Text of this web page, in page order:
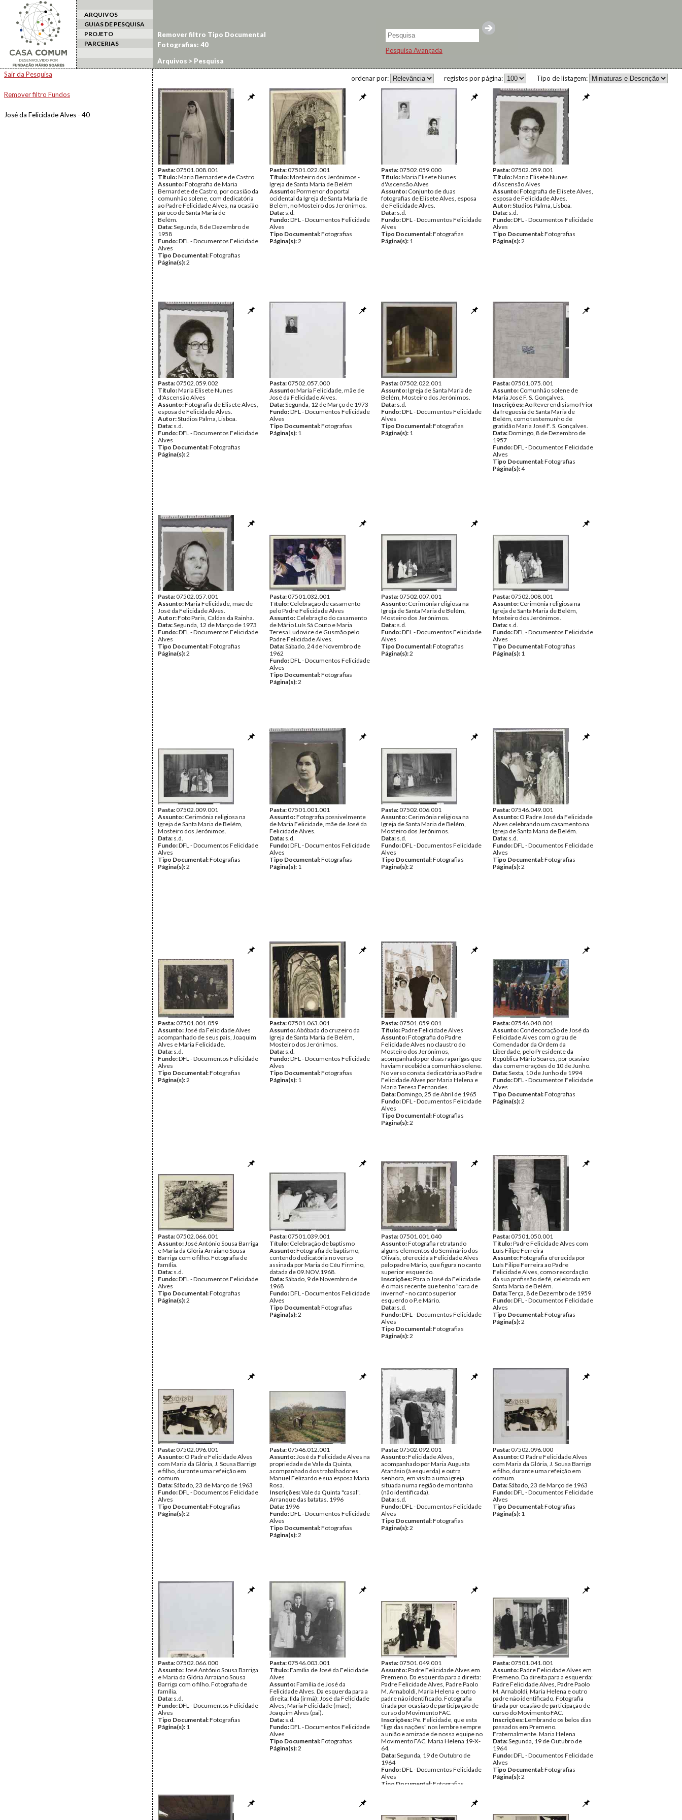
ARQUIVOS
GUIAS DE PESQUISA
PROJETO
PARCERIAS
Pesquisa Avançada
Arquivos > Pesquisa
Sair da Pesquisa
Remover filtro Fundos
José da Felicidade Alves - 40
Remover filtro Tipo Documental
Fotografias: 40
Tipo de listagem:
registos por página:
ordenar por:
Pasta:07501.008.001
Título:Maria Bernardete de Castro
Assunto:Fotografia de Maria
Bernardete de Castro, por ocasião da
comunhão solene, com dedicatória
ao Padre Felicidade Alves, na ocasião
pároco de Santa Maria de
Belém.
Data:Segunda, 8 de Dezembro de
1958
Fundo:DFL - Documentos Felicidade
Alves
Tipo Documental:Fotografias
Página(s):2
Pasta:07501.022.001
Título:Mosteiro dos Jerónimos -
Igreja de Santa Maria de Belém
Assunto:Pormenor do portal
ocidental da Igreja de Santa Maria de
Belém, no Mosteiro dos Jerónimos.
Data: s.d.
Fundo:DFL - Documentos Felicidade
Alves
Tipo Documental:Fotografias
Página(s):2
Pasta:07502.059.000
Título:Maria Elisete Nunes
d'Ascensão Alves
Assunto: Conjunto de duas
fotografias de Elisete Alves, esposa
de Felicidade Alves.
Data: s.d.
Fundo:DFL - Documentos Felicidade
Alves
Tipo Documental:Fotografias
Página(s): 1
Pasta:07502.059.001
Título:Maria Elisete Nunes
d'Ascensão Alves
Assunto:Fotografia de Elisete Alves,
esposa de Felicidade Alves.
Autor:Studios Palma, Lisboa.
Data: s.d.
Fundo:DFL - Documentos Felicidade
Alves
Tipo Documental:Fotografias
Página(s):2
Pasta:07502.059.002
Título:Maria Elisete Nunes
d'Ascensão Alves
Assunto:Fotografia de Elisete Alves,
esposa de Felicidade Alves.
Autor:Studios Palma, Lisboa.
Data: s.d.
Fundo:DFL - Documentos Felicidade
Alves
Tipo Documental:Fotografias
Página(s):2
Pasta:07502.057.000
Assunto:Maria Felicidade, mãe de
José da Felicidade Alves.
Data:Segunda, 12 de Março de 1973
Fundo:DFL - Documentos Felicidade
Alves
Tipo Documental:Fotografias
Página(s): 1
Pasta:07502.022.001
Assunto:Igreja de Santa Maria de
Belém, Mosteiro dos Jerónimos.
Data: s.d.
Fundo:DFL - Documentos Felicidade
Alves
Tipo Documental:Fotografias
Página(s): 1
Pasta:07501.075.001
Assunto: Comunhão solene de
Maria José F. S. Gonçalves.
Inscrições:Ao Reverendísismo Prior
da freguesia de Santa Maria de
Belém, como testemunho de
gratidão Maria José F. S. Gonçalves.
Data:Domingo, 8 de Dezembro de
1957
Fundo:DFL - Documentos Felicidade
Alves
Tipo Documental:Fotografias
Página(s):4
Pasta:07502.057.001
Assunto:Maria Felicidade, mãe de
José da Felicidade Alves.
Autor:Foto Paris, Caldas da Rainha.
Data:Segunda, 12 de Março de 1973
Fundo:DFL - Documentos Felicidade
Alves
Tipo Documental:Fotografias
Página(s):2
Pasta:07501.032.001
Título: Celebração de casamento
pelo Padre Felicidade Alves
Assunto: Celebração do casamento
de Mário Luís Sá Couto e Maria
Teresa Ludovice de Gusmão pelo
Padre Felicidade Alves.
Data:Sábado, 24 de Novembro de
1962
Fundo:DFL - Documentos Felicidade
Alves
Tipo Documental:Fotografias
Página(s):2
Pasta:07502.007.001
Assunto: Cerimónia religiosa na
Igreja de Santa Maria de Belém,
Mosteiro dos Jerónimos.
Data: s.d.
Fundo:DFL - Documentos Felicidade
Alves
Tipo Documental:Fotografias
Página(s):2
Pasta:07502.008.001
Assunto: Cerimónia religiosa na
Igreja de Santa Maria de Belém,
Mosteiro dos Jerónimos.
Data: s.d.
Fundo:DFL - Documentos Felicidade
Alves
Tipo Documental:Fotografias
Página(s): 1
Pasta:07502.009.001
Assunto: Cerimónia religiosa na
Igreja de Santa Maria de Belém,
Mosteiro dos Jerónimos.
Data: s.d.
Fundo:DFL - Documentos Felicidade
Alves
Tipo Documental:Fotografias
Página(s):2
Pasta:07501.001.001
Assunto:Fotografia possivelmente
de Maria Felicidade, mãe de José da
Felicidade Alves.
Data: s.d.
Fundo:DFL - Documentos Felicidade
Alves
Tipo Documental:Fotografias
Página(s): 1
Pasta:07502.006.001
Assunto: Cerimónia religiosa na
Igreja de Santa Maria de Belém,
Mosteiro dos Jerónimos.
Data: s.d.
Fundo:DFL - Documentos Felicidade
Alves
Tipo Documental:Fotografias
Página(s):2
Pasta:07546.049.001
Assunto: O Padre José da Felicidade
Alves celebrando um casamento na
Igreja de Santa Maria de Belém.
Data: s.d.
Fundo:DFL - Documentos Felicidade
Alves
Tipo Documental:Fotografias
Página(s):2
Pasta:07501.001.059
Assunto:José da Felicidade Alves
acompanhado de seus pais, Joaquim
Alves e Maria Felicidade.
Data: s.d.
Fundo:DFL - Documentos Felicidade
Alves
Tipo Documental:Fotografias
Página(s):2
Pasta:07501.063.001
Assunto:Abóbada do cruzeiro da
Igreja de Santa Maria de Belém,
Mosteiro dos Jerónimos.
Data: s.d.
Fundo:DFL - Documentos Felicidade
Alves
Tipo Documental:Fotografias
Página(s): 1
Pasta:07501.059.001
Título:Padre Felicidade Alves
Assunto:Fotografia do Padre
Felicidade Alves no claustro do
Mosteiro dos Jerónimos,
acompanhado por duas raparigas que
haviam recebido a comunhão solene.
No verso consta dedicatória ao Padre
Felicidade Alves por Maria Helena e
Maria Teresa Fernandes.
Data:Domingo, 25 de Abril de 1965
Fundo:DFL - Documentos Felicidade
Alves
Tipo Documental:Fotografias
Página(s):2
Pasta:07546.040.001
Assunto: Condecoração de José da
Felicidade Alves com o grau de
Comendador da Ordem da
Liberdade, pelo Presidente da
República Mário Soares, por ocasião
das comemorações do 10 de Junho.
Data:Sexta, 10 de Junho de 1994
Fundo:DFL - Documentos Felicidade
Alves
Tipo Documental:Fotografias
Página(s):2
Pasta:07502.066.001
Assunto:José António Sousa Barriga
e Maria da Glória Arraiano Sousa
Barriga com o filho. Fotografia de
família.
Data: s.d.
Fundo:DFL - Documentos Felicidade
Alves
Tipo Documental:Fotografias
Página(s):2
Pasta:07501.039.001
Título: Celebração de baptismo
Assunto:Fotografia de baptismo,
contendo dedicatória no verso
assinada por Maria do Céu Firmino,
datada de 09.NOV.1968.
Data:Sábado, 9 de Novembro de
1968
Fundo:DFL - Documentos Felicidade
Alves
Tipo Documental:Fotografias
Página(s):2
Pasta:07501.001.040
Assunto:Fotografia retratando
alguns elementos do Seminário dos
Olivais, oferecida a Felicidade Alves
pelo padre Mário, que figura no canto
superior esquerdo.
Inscrições:Para o José da Felicidade
é o mais recente que tenho "cara de
inverno" - no canto superior
esquerdo o P.e Mário.
Data: s.d.
Fundo:DFL - Documentos Felicidade
Alves
Tipo Documental:Fotografias
Página(s):2
Pasta:07501.050.001
Título:Padre Felicidade Alves com
Luís Filipe Ferreira
Assunto:Fotografia oferecida por
Luís Filipe Ferreira ao Padre
Felicidade Alves, como recordação
da sua profissão de fé, celebrada em
Santa Maria de Belém.
Data:Terça, 8 de Dezembro de 1959
Fundo:DFL - Documentos Felicidade
Alves
Tipo Documental:Fotografias
Página(s):2
Pasta:07502.096.001
Assunto: O Padre Felicidade Alves
com Maria da Glória, J. Sousa Barriga
e filho, durante uma refeição em
comum.
Data:Sábado, 23 de Março de 1963
Fundo:DFL - Documentos Felicidade
Alves
Tipo Documental:Fotografias
Página(s):2
Pasta:07546.012.001
Assunto:José da Felicidade Alves na
propriedade de Vale da Quinta,
acompanhado dos trabalhadores
Manuel Felizardo e sua esposa Maria
Rosa.
Inscrições:Vale da Quinta "casal".
Arranque das batatas. 1996
Data: 1996
Fundo:DFL - Documentos Felicidade
Alves
Tipo Documental:Fotografias
Página(s):2
Pasta:07502.092.001
Assunto:Felicidade Alves,
acompanhado por Maria Augusta
Atanásio (à esquerda) e outra
senhora, em visita a uma igreja
situada numa região de montanha
(não identificada).
Data: s.d.
Fundo:DFL - Documentos Felicidade
Alves
Tipo Documental:Fotografias
Página(s):2
Pasta:07502.096.000
Assunto: O Padre Felicidade Alves
com Maria da Glória, J. Sousa Barriga
e filho, durante uma refeição em
comum.
Data:Sábado, 23 de Março de 1963
Fundo:DFL - Documentos Felicidade
Alves
Tipo Documental:Fotografias
Página(s): 1
Pasta:07502.066.000
Assunto:José António Sousa Barriga
e Maria da Glória Arraiano Sousa
Barriga com o filho. Fotografia de
família.
Data: s.d.
Fundo:DFL - Documentos Felicidade
Alves
Tipo Documental:Fotografias
Página(s): 1
Pasta:07546.003.001
Título:Família de José da Felicidade
Alves
Assunto:Família de José da
Felicidade Alves. Da esquerda para a
direita: Ilda (irmã); José da Felicidade
Alves; Maria Felicidade (mãe);
Joaquim Alves (pai).
Data: s.d.
Fundo:DFL - Documentos Felicidade
Alves
Tipo Documental:Fotografias
Página(s):2
Pasta:07501.049.001
Assunto:Padre Felicidade Alves em
Premeno. Da esquerda para a direita:
Padre Felicidade Alves, Padre Paolo
M. Arnaboldi, Maria Helena e outro
padre não identificado. Fotografia
tirada por ocasião de participação de
curso do Movimento FAC.
Inscrições:Pe. Felicidade, que esta
"liga das nações" nos lembre sempre
a união e amizade de nossa equipe no
Movimento FAC. Maria Helena 19-X-
64.
Data:Segunda, 19 de Outubro de
1964
Fundo:DFL - Documentos Felicidade
Alves
Tipo Documental:Fotografias
Pasta:07501.041.001
Assunto:Padre Felicidade Alves em
Premeno. Da direita para a esquerda:
Padre Felicidade Alves, Padre Paolo
M. Arnaboldi, Maria Helena e outro
padre não identificado. Fotografia
tirada por ocasião de participação de
curso do Movimento FAC.
Inscrições:Lembrando os belos dias
passados em Premeno.
Fraternalmente. Maria Helena
Data:Segunda, 19 de Outubro de
1964
Fundo:DFL - Documentos Felicidade
Alves
Tipo Documental:Fotografias
Página(s):2